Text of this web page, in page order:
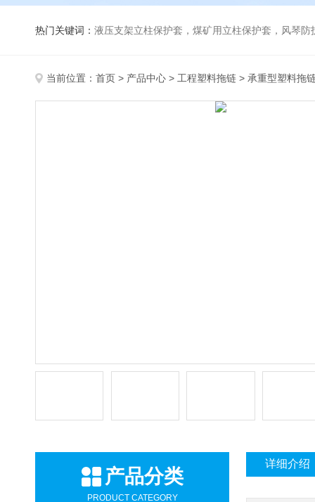
热门关键词： 液压支架立柱保护套，煤矿用立柱保护套，风琴
当前位置： 首页 > 产品中心 > 工程塑料拖链 > 承重型塑料拖
产品分类
PRODUCT CATEGORY
详细介绍